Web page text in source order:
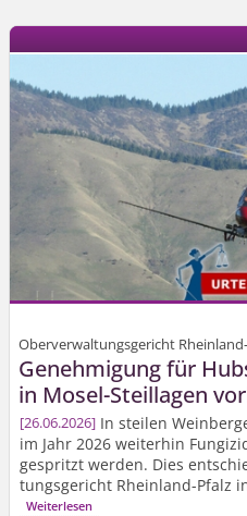
Oberverwaltungsgericht
Genehmigung für
in Mosel-Steillagen
26.06.2026 In steilen
im Jahr 2026 weiterhin
gespritzt werden. Dies
tungsgericht Rheinland-Pfalz
Weiterlesen